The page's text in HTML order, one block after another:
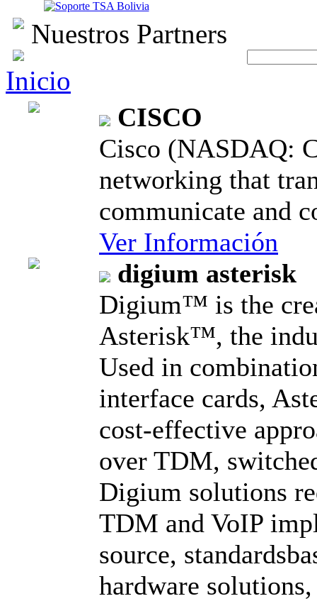
Nuestros Partners
Inicio
CISCO
Cisco (NASDAQ:
networking that
communicate and
Ver Información
digium asterisk
Digium™ is the
Asterisk™, the
Used in
interface cards,
cost-effective
over TDM,
Digium solutions
TDM and VoIP
source,
hardware